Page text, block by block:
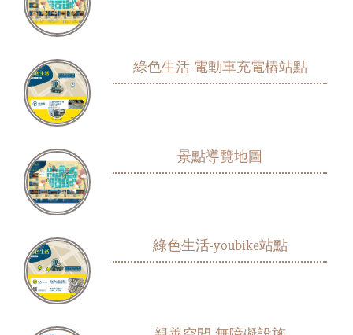
綠色生活-電動車充電樁站點
景點導覽地圖
綠色生活-youbike站點